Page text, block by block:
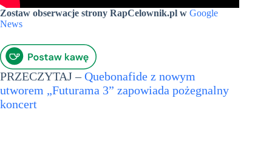
Zostaw obserwacje strony RapCelownik.pl w Google
News
PRZECZYTAJ –Quebonafide z nowym
utworem „Futurama 3” zapowiada pożegnalny
koncert